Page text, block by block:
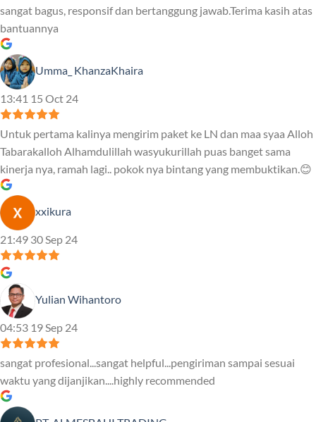
sangat bagus, responsif dan bertanggung jawab.Terima kasih atas
bantuannya
Umma_ KhanzaKhaira
13:41 15 Oct 24
Untuk pertama kalinya mengirim paket ke LN dan maa syaa Alloh
Tabarakalloh Alhamdulillah wasyukurillah puas banget sama
kinerja nya, ramah lagi.. pokok nya bintang yang membuktikan.😊
xxikura
21:49 30 Sep 24
Yulian Wihantoro
04:53 19 Sep 24
sangat profesional...sangat helpful...pengiriman sampai sesuai
waktu yang dijanjikan....highly recommended